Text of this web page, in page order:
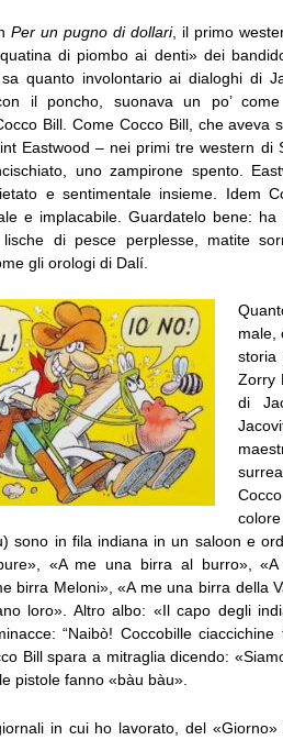
Per un pugno di dollari, il primo
di piombo ai denti» dei
quanto involontario ai dialoghi di
il poncho, suonava un po’
Bill. Come Cocco Bill, che aveva
Eastwood – nei primi tre western di
uno zampirone spento.
e sentimentale insieme. Idem
e implacabile. Guardatelo bene:
di pesce perplesse, matite
gli orologi di Dalí.
male,
Zorry
di
sono in fila indiana in un saloon e
«A me una birra al burro»,
birra Meloni», «A me una birra della
loro». Altro albo: «Il capo degli
“Naibò! Coccobille
Bill spara a mitraglia dicendo:
pistole fanno «bàu bàu».
in cui ho lavorato, del